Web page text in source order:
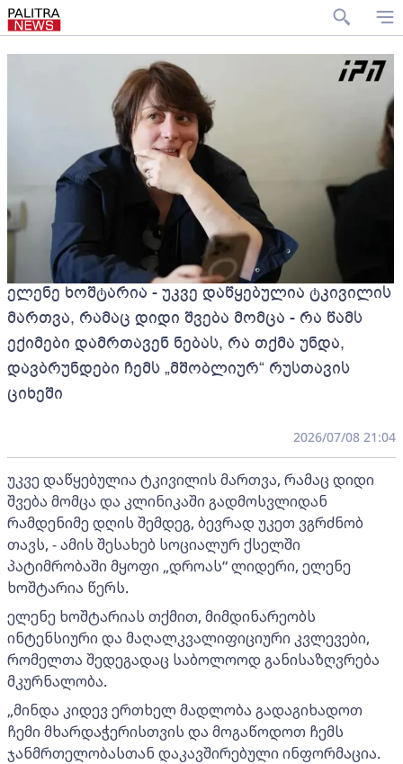
ელენე ხოშტარია - უკვე დაწყებულია ტკივილის
მართვა, რამაც დიდი შვება მომცა - რა წამს
ექიმები დამრთავენ ნებას, რა თქმა უნდა,
დავბრუნდები ჩემს „მშობლიურ“ რუსთავის
ციხეში
2026/07/08 21:04
უკვე დაწყებულია ტკივილის მართვა, რამაც დიდი
შვება მომცა და კლინიკაში გადმოსვლიდან
რამდენიმე დღის შემდეგ, ბევრად უკეთ ვგრძნობ
თავს, - ამის შესახებ სოციალურ ქსელში
პატიმრობაში მყოფი „დროას“ ლიდერი, ელენე
ხოშტარია წერს.
ელენე ხოშტარიას თქმით, მიმდინარეობს
ინტენსიური და მაღალკვალიფიციური კვლევები,
რომელთა შედეგადაც საბოლოოდ განისაზღვრება
მკურნალობა.
„მინდა კიდევ ერთხელ მადლობა გადაგიხადოთ
ჩემი მხარდაჭერისთვის და მოგაწოდოთ ჩემს
ჯანმრთელობასთან დაკავშირებული ინფორმაცია.